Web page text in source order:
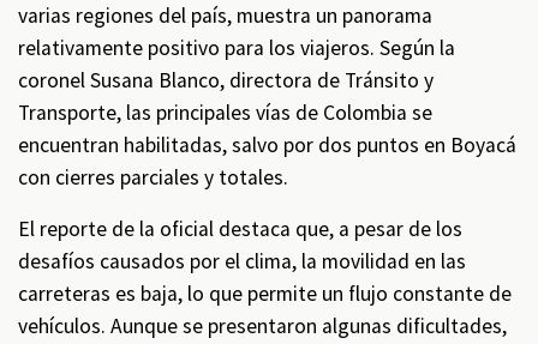
varias regiones del país, muestra un panorama
relativamente positivo para los viajeros. Según la
coronel Susana Blanco, directora de Tránsito y
Transporte, las principales vías de Colombia se
encuentran habilitadas, salvo por dos puntos en Boyacá
con cierres parciales y totales.
El reporte de la oficial destaca que, a pesar de los
desafíos causados por el clima, la movilidad en las
carreteras es baja, lo que permite un flujo constante de
vehículos. Aunque se presentaron algunas dificultades,